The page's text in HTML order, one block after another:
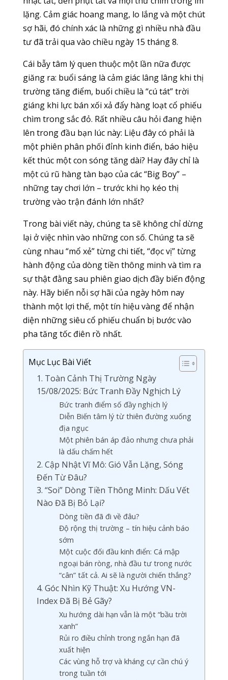
lặng. Cảm giác hoang mang, lo lắng và một chút
sợ hãi, đó chính xác là những gì nhiều nhà đầu
tư đã trải qua vào chiều ngày 15 tháng 8.
Cái bẫy tâm lý quen thuộc một lần nữa được
giăng ra: buổi sáng là cảm giác lâng lâng khi thị
trường tăng điểm, buổi chiều là “cú tát” trời
giáng khi lực bán xối xả đẩy hàng loạt cổ phiếu
chìm trong sắc đỏ. Rất nhiều câu hỏi đang hiện
lên trong đầu bạn lúc này: Liệu đây có phải là
một phiên phân phối đỉnh kinh điển, báo hiệu
kết thúc một con sóng tăng dài? Hay đây chỉ là
một cú rũ hàng tàn bạo của các “Big Boy” –
những tay chơi lớn – trước khi họ kéo thị
trường vào trận đánh lớn nhất?
Trong bài viết này, chúng ta sẽ không chỉ dừng
lại ở việc nhìn vào những con số. Chúng ta sẽ
cùng nhau “mổ xẻ” từng chi tiết, “đọc vị” từng
hành động của dòng tiền thông minh và tìm ra
sự thật đằng sau phiên giao dịch đầy biến động
này. Hãy biến nỗi sợ hãi của ngày hôm nay
thành một lợi thế, một tín hiệu vàng để nhận
diện những siêu cổ phiếu chuẩn bị bước vào
pha tăng tốc điên rồ nhất.
Mục Lục Bài Viết
1. Toàn Cảnh Thị Trường Ngày
15/08/2025: Bức Tranh Đầy Nghịch Lý
Bức tranh điểm số đầy nghịch lý
Diễn Biến tâm lý từ thiên đường xuống
địa ngục
Một phiên bán áp đảo nhưng chưa phải
là dấu chấm hết
2. Cập Nhật Vĩ Mô: Gió Vẫn Lặng, Sóng
Đến Từ Đâu?
3. “Soi” Dòng Tiền Thông Minh: Dấu Vết
Nào Đã Bị Bỏ Lại?
Dòng tiền đã đi về đâu?
Độ rộng thị trường – tín hiệu cảnh báo
sớm
Một cuộc đối đầu kinh điển: Cá mập
ngoại bán ròng, nhà đầu tư trong nước
“cân” tất cả. Ai sẽ là người chiến thắng?
4. Góc Nhìn Kỹ Thuật: Xu Hướng VN-
Index Đã Bị Bẻ Gãy?
Xu hướng dài hạn vẫn là một “bầu trời
xanh”
Rủi ro điều chỉnh trong ngắn hạn đã
xuất hiện
Các vùng hỗ trợ và kháng cự cần chú ý
trong tuần tới